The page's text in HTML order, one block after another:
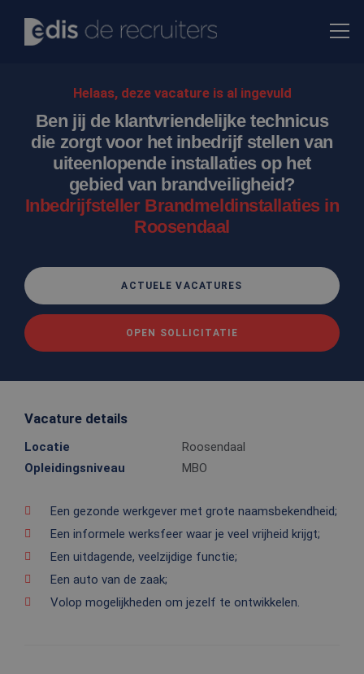
Helaas, deze vacature is al ingevuld
Ben jij de klantvriendelijke technicus
die zorgt voor het inbedrijf stellen van
uiteenlopende installaties op het
gebied van brandveiligheid?
Inbedrijfsteller Brandmeldinstallaties in
Roosendaal
ACTUELE VACATURES
OPEN SOLLICITATIE
Vacature details
Locatie
Roosendaal
Opleidingsniveau
MBO
Een gezonde werkgever met grote naamsbekendheid;
Een informele werksfeer waar je veel vrijheid krijgt;
Een uitdagende, veelzijdige functie;
Een auto van de zaak;
Volop mogelijkheden om jezelf te ontwikkelen.